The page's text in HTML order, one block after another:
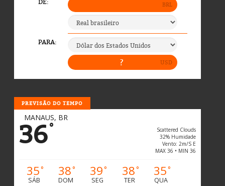
PREVISÃO DO TEMPO
MANAUS, BR
36°
Scattered Clouds
32% Humidade
Vento: 2m/s E
MAX 36 • MIN 36
35°
SÁB
38°
DOM
39°
SEG
38°
TER
35°
QUA